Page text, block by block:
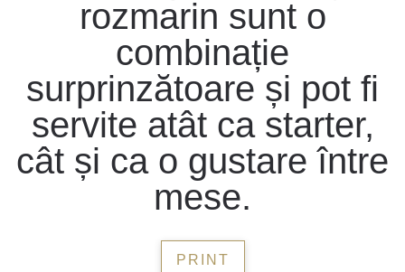
rozmarin sunt o
combinație
surprinzătoare și pot fi
servite atât ca starter,
cât și ca o gustare între
mese.
PRINT